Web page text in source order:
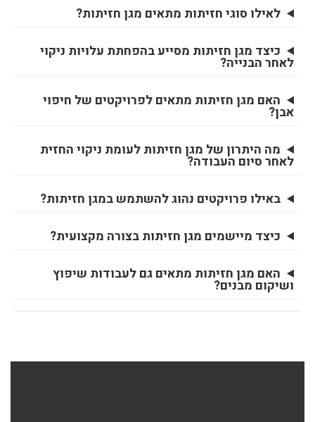
לאילו סוגי חזיתות מתאים מגן חזיתות?
כיצד מגן חזיתות מסייע בהפחתת עלויות ניקוי
לאחר הבנייה?
האם מגן חזיתות מתאים לפרויקטים של חיפוי
אבן?
מה היתרון של מגן חזיתות לעומת ניקוי החזית
לאחר סיום העבודה?
באילו פרויקטים נהוג להשתמש במגן חזיתות?
כיצד מיישמים מגן חזיתות בצורה מקצועית?
האם מגן חזיתות מתאים גם לעבודות שיפוץ
ושיקום מבנים?
שטח במ"ר
רמת ספיגות התשתית